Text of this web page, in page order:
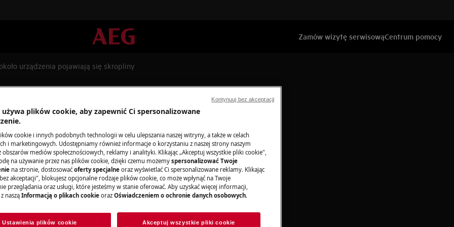
Zamów wizytę serwisowąCentrum pomocy
urządzenia pojawiają się skropliny
urządzenia pojawiają się skropliny
znajduje się suszarka
zabudowana jest suszarka
używa plików cookie, aby zapewnić Ci spersonalizowane
cookie i innych podobnych technologii w celu ulepszania naszej witryny, a także w celach
i marketingowych. Udostępniamy również informacje o korzystaniu z naszej strony naszym
mediów społecznościowych, reklamy i analityki. Klikając „Akceptuj wszystkie pliki cookie",
na używanie przez nas plików cookie, dzięki czemu możemy spersonalizować Twoje
na stronie, dostosować oferty specjalne oraz wyświetlać Ci spersonalizowane reklamy. Klikając
akceptacji", blokujesz opcjonalne rodzaje plików cookie, co może wpłynąć na Twoje
przeglądania oraz usługi, które jesteśmy w stanie oferować. Aby uzyskać więcej informacji,
nasząInformacją o plikach cookie oraz Oświadczeniem o ochronie danych osobowych.
Ustawienia plików cookie Akceptuj wszystkie pliki cookie
Kontynuuj bez akceptacji